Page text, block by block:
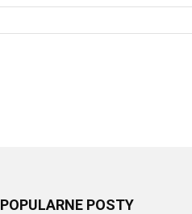
POPULARNE POSTY